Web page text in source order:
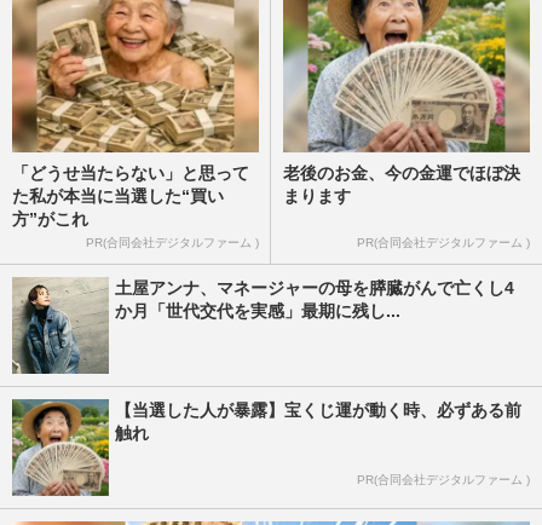
「どうせ当たらない」と思って
た私が本当に当選した“買い
方”がこれ
PR(合同会社デジタルファーム )
老後のお金、今の金運でほぼ決
まります
PR(合同会社デジタルファーム )
土屋アンナ、マネージャーの母を膵臓がんで亡くし4
か月「世代交代を実感」最期に残し...
【当選した人が暴露】宝くじ運が動く時、必ずある前
触れ
PR(合同会社デジタルファーム )